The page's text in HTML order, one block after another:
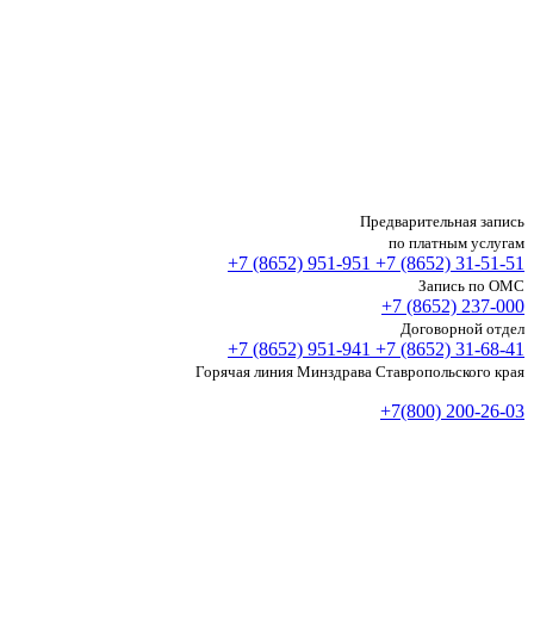
Предварительная запись
по платным услугам
+7 (8652) 951-951 +7 (8652) 31-51-51
Запись по ОМС
+7 (8652) 237-000
Договорной отдел
+7 (8652) 951-941 +7 (8652) 31-68-41
Горячая линия Минздрава Ставропольского края
+7(800) 200-26-03